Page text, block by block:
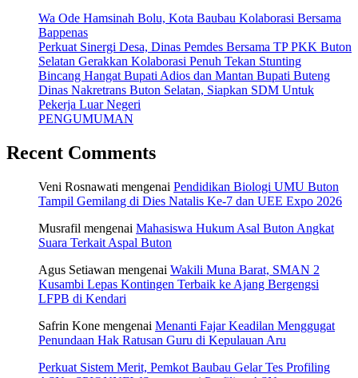
Wa Ode Hamsinah Bolu, Kota Baubau Kolaborasi Bersama
Bappenas
Perkuat Sinergi Desa, Dinas Pemdes Bersama TP PKK Buton
Selatan Gerakkan Kolaborasi Penuh Tekan Stunting
Bincang Hangat Bupati Adios dan Mantan Bupati Buteng
Dinas Nakretrans Buton Selatan, Siapkan SDM Untuk
Pekerja Luar Negeri
PENGUMUMAN
Recent Comments
Veni Rosnawati mengenai Pendidikan Biologi UMU Buton
Tampil Gemilang di Dies Natalis Ke-7 dan UEE Expo 2026
Musrafil mengenai Mahasiswa Hukum Asal Buton Angkat
Suara Terkait Aspal Buton
Agus Setiawan mengenai Wakili Muna Barat, SMAN 2
Kusambi Lepas Kontingen Terbaik ke Ajang Bergengsi
LFPB di Kendari
Safrin Kone mengenai Menanti Fajar Keadilan Menggugat
Penundaan Hak Ratusan Guru di Kepulauan Aru
Perkuat Sistem Merit, Pemkot Baubau Gelar Tes Profiling